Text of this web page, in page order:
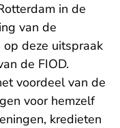
in de
van de
deze uitspraak
de FIOD.
voordeel van de
voor hemzelf
kredieten